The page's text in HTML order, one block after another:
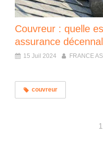
Couvreur : quelle
assurance
15 Juil 2024 FRANCE
couvreur